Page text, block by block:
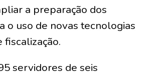
a preparação dos
o uso de novas tecnologias
fiscalização.
servidores de seis